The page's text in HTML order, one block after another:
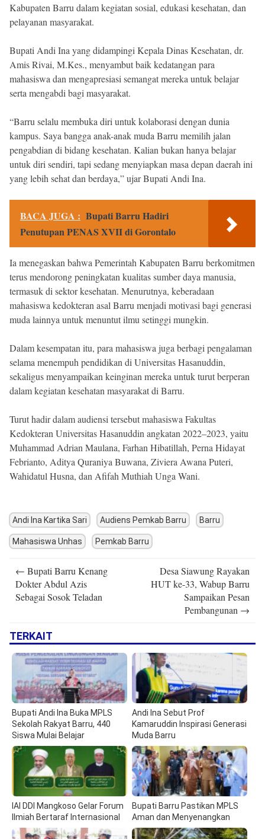
Kabupaten Barru dalam kegiatan sosial, edukasi kesehatan, dan
pelayanan masyarakat.
Bupati Andi Ina yang didampingi Kepala Dinas Kesehatan, dr.
Amis Rivai, M.Kes., menyambut baik kedatangan para
mahasiswa dan mengapresiasi semangat mereka untuk belajar
serta mengabdi bagi masyarakat.
“Barru selalu membuka diri untuk kolaborasi dengan dunia
kampus. Saya bangga anak-anak muda Barru memilih jalan
pengabdian di bidang kesehatan. Kalian bukan hanya belajar
untuk diri sendiri, tapi sedang menyiapkan masa depan daerah ini
yang lebih sehat dan berdaya,” ujar Bupati Andi Ina.
BACA JUGA : Bupati Barru Hadiri
Penutupan PENAS XVII di Gorontalo
Ia menegaskan bahwa Pemerintah Kabupaten Barru berkomitmen
terus mendorong peningkatan kualitas sumber daya manusia,
termasuk di sektor kesehatan. Menurutnya, keberadaan
mahasiswa kedokteran asal Barru menjadi motivasi bagi generasi
muda lainnya untuk menuntut ilmu setinggi mungkin.
Dalam kesempatan itu, para mahasiswa juga berbagi pengalaman
selama menempuh pendidikan di Universitas Hasanuddin,
sekaligus menyampaikan keinginan mereka untuk turut berperan
dalam kegiatan kesehatan masyarakat di Barru.
Turut hadir dalam audiensi tersebut mahasiswa Fakultas
Kedokteran Universitas Hasanuddin angkatan 2022–2023, yaitu
Muhammad Adrian Maulana, Farhan Hibatillah, Perna Hidayat
Febrianto, Aditya Quraniya Buwana, Ziviera Awana Puteri,
Wahidatul Husna, dan Afifah Muthiah Unga Wani.
Andi Ina Kartika Sari Audiens Pemkab Barru Barru
Mahasiswa Unhas Pemkab Barru
navigation
← Bupati Barru Kenang
Dokter Abdul Azis
Sebagai Sosok Teladan
Desa Siawung Rayakan
HUT ke-33, Wabup Barru
Sampaikan Pesan
Pembangunan →
TERKAIT
Bupati Andi Ina Buka MPLS
Sekolah Rakyat Barru, 440
Siswa Mulai Belajar
Andi Ina Sebut Prof
Kamaruddin Inspirasi Generasi
Muda Barru
IAI DDI Mangkoso Gelar Forum
Ilmiah Bertaraf Internasional
Bupati Barru Pastikan MPLS
Aman dan Menyenangkan